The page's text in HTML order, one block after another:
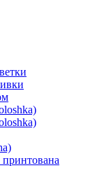
принтована